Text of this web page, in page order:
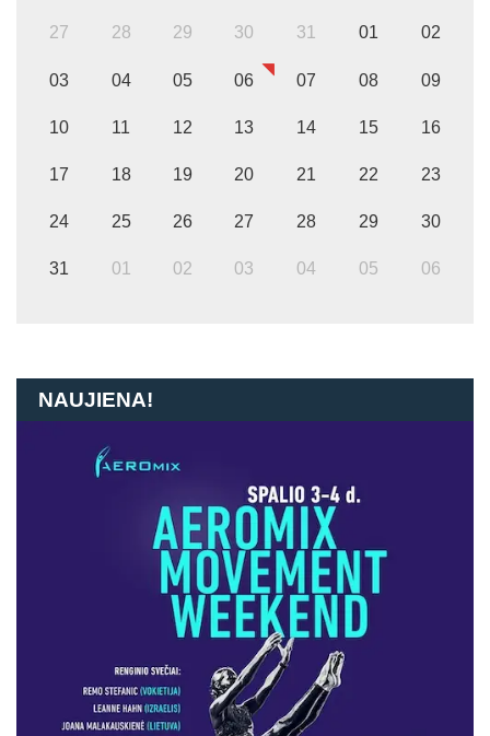
27 28 29 30 31 01 02
03 04 05 06 07 08 09
10 11 12 13 14 15 16
17 18 19 20 21 22 23
24 25 26 27 28 29 30
31 01 02 03 04 05 06
NAUJIENA!